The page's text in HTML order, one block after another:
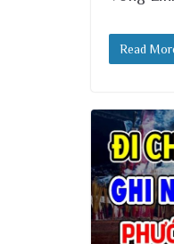
Read